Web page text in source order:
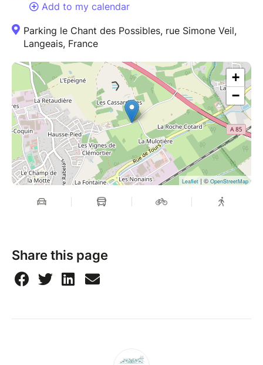
Add to my calendar
Parking le Chant des Possibles, rue Simone Veil,
Langeais, France
+
−
Leaflet | ©OpenStreetMap
Share this page